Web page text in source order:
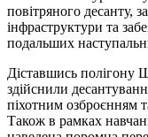
повітряного десанту,
інфраструктури та
подальших
Діставшись
здійснили
піхотним озброєнням
Також в рамках